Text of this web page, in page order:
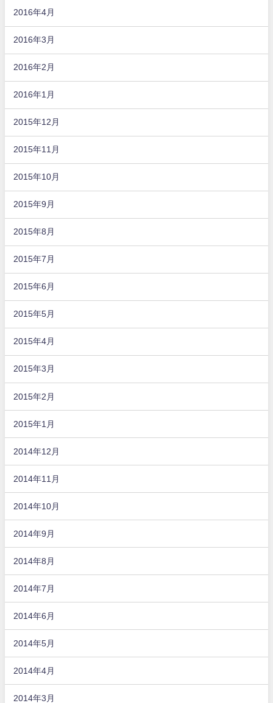
2016年4月
2016年3月
2016年2月
2016年1月
2015年12月
2015年11月
2015年10月
2015年9月
2015年8月
2015年7月
2015年6月
2015年5月
2015年4月
2015年3月
2015年2月
2015年1月
2014年12月
2014年11月
2014年10月
2014年9月
2014年8月
2014年7月
2014年6月
2014年5月
2014年4月
2014年3月